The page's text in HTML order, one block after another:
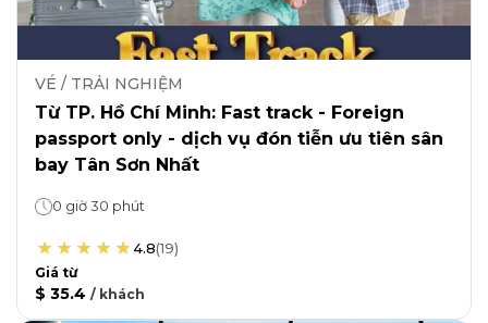
VÉ / TRẢI NGHIỆM
Từ TP. Hồ Chí Minh: Fast track - Foreign
passport only - dịch vụ đón tiễn ưu tiên sân
bay Tân Sơn Nhất
0 giờ 30 phút
4.8(19)
Giá từ
$ 35.4 / khách